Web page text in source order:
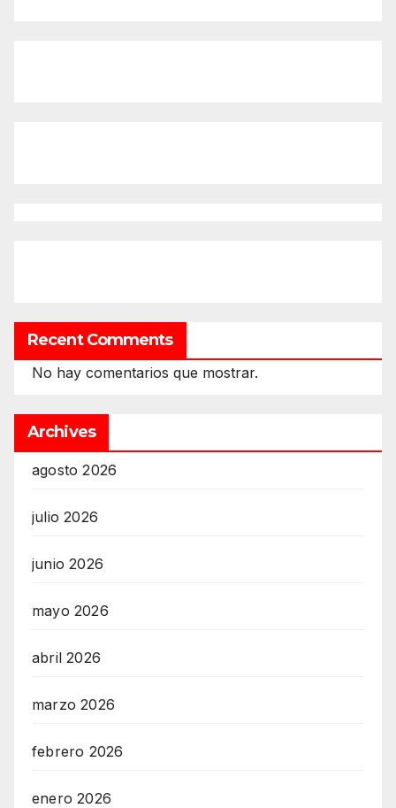
Recent Comments
No hay comentarios que mostrar.
Archives
agosto 2026
julio 2026
junio 2026
mayo 2026
abril 2026
marzo 2026
febrero 2026
enero 2026